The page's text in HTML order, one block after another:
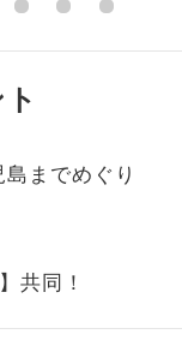
までめぐり
共同！
が付いています。
いますので、お食
お召し上がりいた